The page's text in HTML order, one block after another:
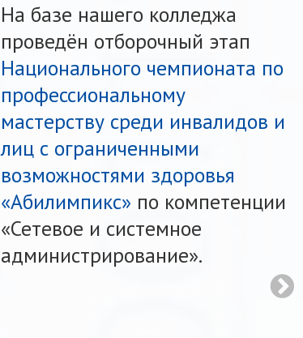
На базе нашего колледжа
проведён отборочный этап
Национального чемпионата по
профессиональному
мастерству среди инвалидов и
лиц с ограниченными
возможностями здоровья
«Абилимпикс» по компетенции
«Сетевое и системное
администрирование».